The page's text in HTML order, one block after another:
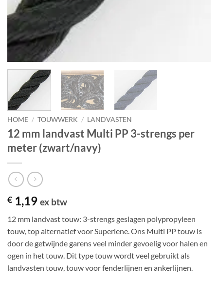
HOME / TOUWWERK / LANDVASTEN
12 mm landvast Multi PP 3-strengs per
meter (zwart/navy)
€ 1,19 ex btw
12 mm landvast touw: 3-strengs geslagen polypropyleen
touw, top alternatief voor Superlene. Ons Multi PP touw is
door de getwijnde garens veel minder gevoelig voor halen en
ogen in het touw. Dit type touw wordt veel gebruikt als
landvasten touw, touw voor fenderlijnen en ankerlijnen.